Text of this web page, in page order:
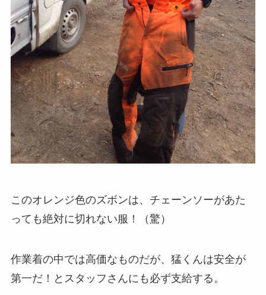
このオレンジ色のズボンは、チェーンソーがあた
っても絶対に切れない服！（驚）
作業着の中では高価なものだが、猛くんは安全が
第一だ！とスタッフさんにも必ず支給する。